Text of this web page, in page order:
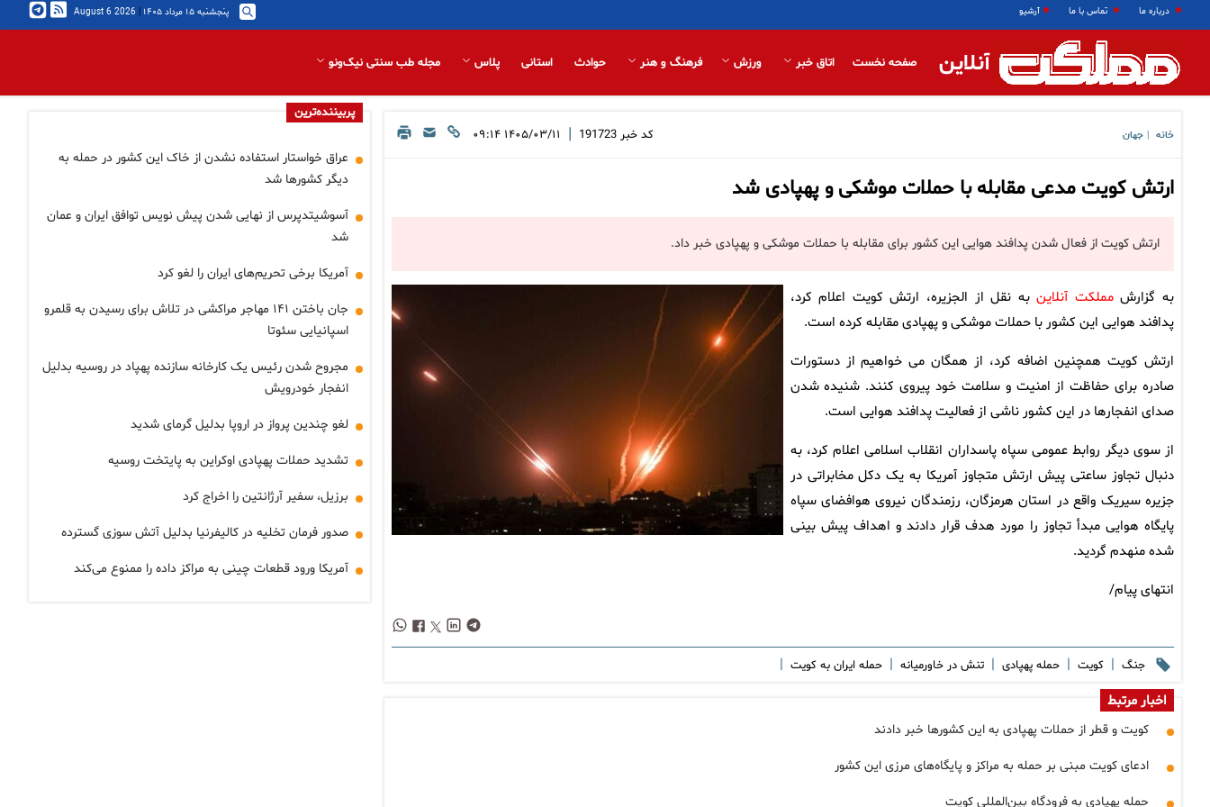
درباره ما تماس با ما آرشیو پنجشنبه ۱۵ مرداد ۱۴۰۵ |
2026 August 6
آنلاین صفحه نخست اتاق خبر ورزش فرهنگ و هنر حوادث استانی پلاس مجله طب سنتی نیک‌ونو
خانه جهان کد خبر 191723
| ۱۴۰۵/۰۳/۱۱ ۰۹:۱۴
ارتش کویت مدعی مقابله با حملات موشکی و پهپادی شد
ارتش کویت از فعال شدن پدافند هوایی این کشور برای مقابله با حملات موشکی و پهپادی خبر داد.
به گزارشمملکت آنلاینبه نقل از الجزیره، ارتش کویت اعلام کرد،
پدافند هوایی این کشور با حملات موشکی و پهپادی مقابله کرده است.
ارتش کویت همچنین اضافه کرد، از همگان می خواهیم از دستورات
صادره برای حفاظت از امنیت و سلامت خود پیروی کنند. شنیده شدن
صدای انفجارها در این کشور ناشی از فعالیت پدافند هوایی است.
از سوی دیگر روابط عمومی سپاه پاسداران انقلاب اسلامی اعلام کرد، به
دنبال تجاوز ساعتی پیش ارتش متجاوز آمریکا به یک دکل مخابراتی در
جزیره سیریک واقع در استان هرمزگان، رزمندگان نیروی هوافضای سپاه
پایگاه هوایی مبدأ تجاوز را مورد هدف قرار دادند و اهداف پیش بینی
شده منهدم گردید.
انتهای پیام/
جنگ | کویت | حمله پهپادی | تنش در خاورمیانه | حمله ایران به کویت |
اخبار مرتبط
کویت و قطر از حملات پهپادی به این کشورها خبر دادند
ادعای کویت مبنی بر حمله به مراکز و پایگاه‌های مرزی این کشور
حمله پهپادی به فرودگاه بین‌المللی کویت
پربیننده‌ترین
عراق خواستار استفاده نشدن از خاک این کشور در حمله به
دیگر کشورها شد
آسوشیتدپرس از نهایی شدن پیش نویس توافق ایران و عمان
شد
آمریکا برخی تحریم‌های ایران را لغو کرد
جان باختن ۱۴۱ مهاجر مراکشی در تلاش برای رسیدن به قلمرو
اسپانیایی سئوتا
مجروح شدن رئیس یک کارخانه سازنده پهپاد در روسیه بدلیل
انفجار خودرویش
لغو چندین پرواز در اروپا بدلیل گرمای شدید
تشدید حملات پهپادی اوکراین به پایتخت روسیه
برزیل، سفیر آرژانتین را اخراج کرد
صدور فرمان تخلیه در کالیفرنیا بدلیل آتش سوزی گسترده
آمریکا ورود قطعات چینی به مراکز داده را ممنوع می‌کند